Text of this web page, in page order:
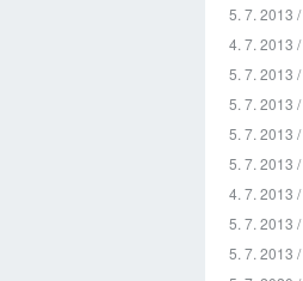
5. 7. 2013 /
4. 7. 2013 /
5. 7. 2013 /
5. 7. 2013 /
5. 7. 2013 /
5. 7. 2013 /
4. 7. 2013 /
5. 7. 2013 /
5. 7. 2013 /